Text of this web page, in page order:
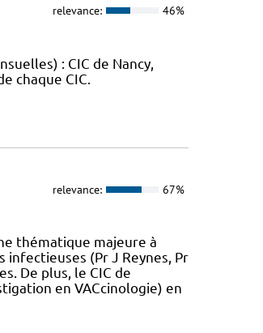
relevance: 46%
: CIC de Nancy,
chaque CIC.
relevance: 67%
thématique majeure à
infectieuses (Pr J Reynes, Pr
De plus, le CIC de
en VACcinologie) en